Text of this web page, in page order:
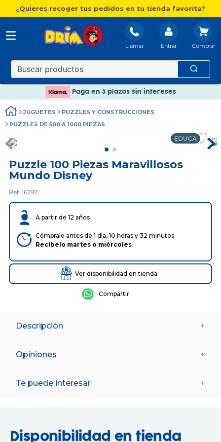
¿Quieres recoger tus pedidos en tu tienda favorita?
Llamar Entrar
Nuevo catálogo Aire Libre
Envío gratis. A partir de 60€(excepto Baleares)
Paga en 3 plazos sin intereses
Paga en 3 plazos sin intereses
JUGUETES
PUZZLES Y CONSTRUCCIONES
PUZZLES DE 500 A 1000 PIEZAS
EDUCA
Puzzle 100 Piezas Maravillosos
Mundo Disney
Ref. 16297
A partir de 12 años
Cómpralo antes de 1 día, 10 horas y 32 minutos
Recíbelo martes o miércoles
Ver disponibilidad en tienda
Descripción +
Medidas del puzzle montado: 68 x 46 cm.
PELIGRO DE ASFIXIA: Contiene piezas pequeñas que
Nombre: EDUCA BORRAS,SA
Opiniones +
Te puede interesar +
Disponibilidad en tienda